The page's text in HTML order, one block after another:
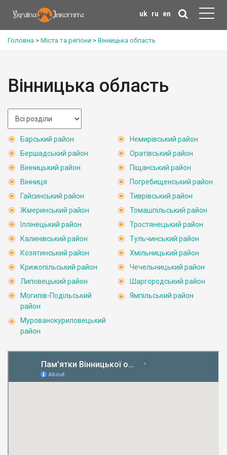
uk ru en
Головна > Міста та регіони > Вінницька область
Вінницька область
Барський район
Бершадський район
Вінницький район
Вінниця
Гайсинський район
Жмеринський район
Іллінецький район
Калинівський район
Козятинський район
Крижопільський район
Липовецький район
Могилів-Подільський
район
Мурованокуриловецький
район
Немирівський район
Оратівський район
Піщанський район
Погребищенський район
Тиврівський район
Томашпільський район
Тростянецький район
Тульчинський район
Хмільницький район
Чечельницький район
Шаргородський район
Ямпільський район